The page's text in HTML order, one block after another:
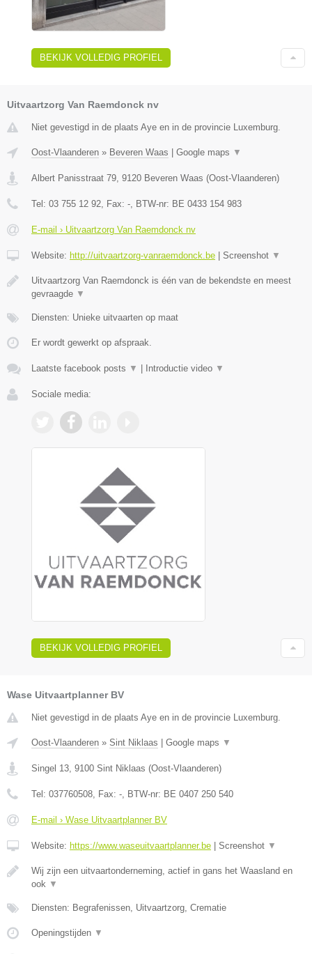
BEKIJK VOLLEDIG PROFIEL
Uitvaartzorg Van Raemdonck nv
Niet gevestigd in de plaats Aye en in de provincie Luxemburg.
Oost-Vlaanderen » Beveren Waas Google maps ▼
Albert Panisstraat 79 9120 Beveren Waas (Oost-Vlaanderen)
Tel: 03 755 12 92 , Fax: - , BTW-nr: BE 0433 154 983
E-mail › Uitvaartzorg Van Raemdonck nv
Website: http://uitvaartzorg-vanraemdonck.be Screenshot ▼
Uitvaartzorg Van Raemdonck is één van de bekendste en meest
gevraagde ▼
Diensten: Unieke uitvaarten op maat
Er wordt gewerkt op afspraak.
Laatste facebook posts ▼ Introductie video ▼
Sociale media:
BEKIJK VOLLEDIG PROFIEL
Wase Uitvaartplanner BV
Niet gevestigd in de plaats Aye en in de provincie Luxemburg.
Oost-Vlaanderen » Sint Niklaas Google maps ▼
Singel 13 9100 Sint Niklaas (Oost-Vlaanderen)
Tel: 037760508 , Fax: - , BTW-nr: BE 0407 250 540
E-mail › Wase Uitvaartplanner BV
Website: https://www.waseuitvaartplanner.be Screenshot ▼
Wij zijn een uitvaartonderneming, actief in gans het Waasland en
ook ▼
Diensten: Begrafenissen, Uitvaartzorg, Crematie
Openingstijden ▼